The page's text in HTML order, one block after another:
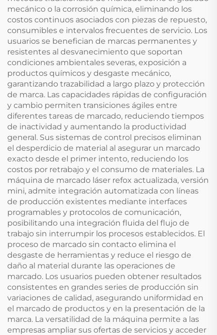
mecánico o la corrosión química, eliminando los
costos continuos asociados con piezas de repuesto,
consumibles e intervalos frecuentes de servicio. Los
usuarios se benefician de marcas permanentes y
resistentes al desvanecimiento que soportan
condiciones ambientales severas, exposición a
productos químicos y desgaste mecánico,
garantizando trazabilidad a largo plazo y protección
de marca. Las capacidades rápidas de configuración
y cambio permiten transiciones ágiles entre
diferentes tareas de marcado, reduciendo tiempos
de inactividad y aumentando la productividad
general. Sus sistemas de control precisos eliminan
el desperdicio de material al asegurar un marcado
exacto desde el primer intento, reduciendo los
costos por retrabajo y el consumo de materiales. La
máquina de marcado láser refox actualizada, versión
mini, admite integración automatizada con líneas
de producción existentes mediante interfaces
programables y protocolos de comunicación,
posibilitando una integración fluida del flujo de
trabajo sin interrumpir los procesos establecidos. El
proceso de marcado sin contacto elimina el
desgaste de herramientas y reduce el riesgo de
daño al material durante las operaciones de
marcado. Los usuarios pueden obtener resultados
consistentes en grandes series de producción sin
variaciones de calidad, asegurando uniformidad en
el marcado de productos y en la presentación de la
marca. La versatilidad de la máquina permite a las
empresas ampliar sus ofertas de servicios y acceder